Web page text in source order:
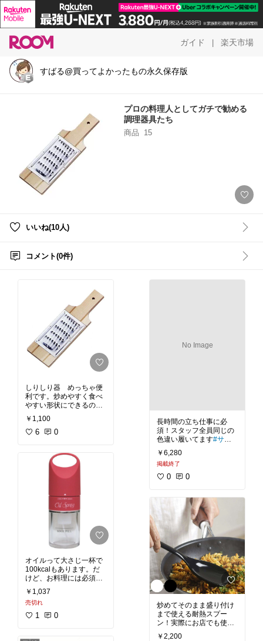
ガイド 楽天市場
すばる@買ってよかったもの永久保存版
プロの料理人としてガチで勧める
調理器具たち
商品 15
いいね(10人)
コメント(0件)
しりしり器 めっちゃ便
利です。炒めやすく食べ
やすい形状にできるの
で、調理が早く旨味を逃
さず作れます。生でも食
べやすいのが嬉しい。
￥1,100
6 0
オイルって大さじ一杯で
100kcalもあります。だ
けど、お料理には必須。
できるだけ使用量を減ら
すにはこれが必須です！
お気に入りの健康オイル
などを入れてつかいまし
￥1,037
売切れ
1 0
No Image
長時間の立ち仕事に必
須！スタッフ全員同じの
色違い履いてます#サン
ダル #疲れない
￥6,280
掲載終了
0 0
炒めてそのまま盛り付け
まで使える耐熱スプー
ン！実際にお店でも使っ
てます。
￥2,200